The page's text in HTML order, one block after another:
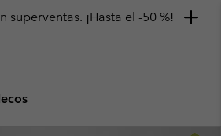
superventas. ¡Hasta el -50 %!